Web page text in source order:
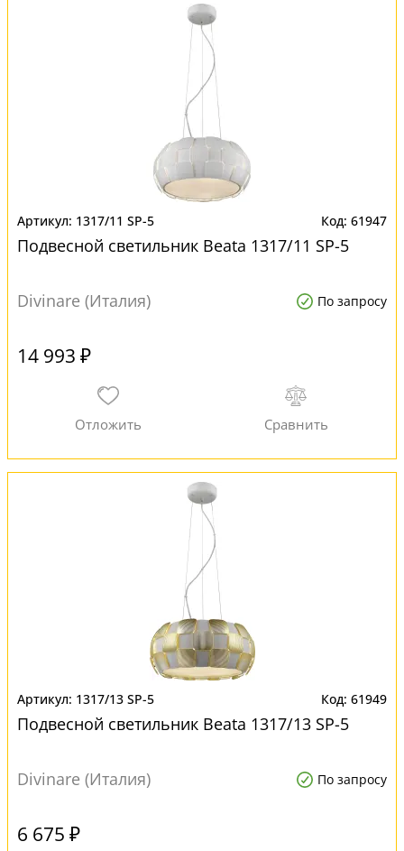
1317/11 SP-5 61947
Подвесной светильник Beata 1317/11 SP-5
Divinare (Италия) По запросу
14 993 ₽
1317/13 SP-5 61949
Подвесной светильник Beata 1317/13 SP-5
Divinare (Италия) По запросу
6 675 ₽